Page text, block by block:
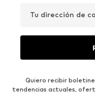
Tu dirección de
Quiero recibir
tendencias actuales,